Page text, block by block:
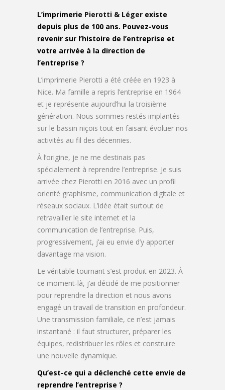
L’imprimerie Pierotti & Léger existe
depuis plus de 100 ans. Pouvez-vous
revenir sur l’histoire de l’entreprise et
votre arrivée à la direction de
l’entreprise ?
L’imprimerie Pierotti a été créée en 1923 à
Nice. Ma famille a repris l’entreprise en 1964
et je représente aujourd’hui la troisième
génération. Nous sommes restés implantés
sur le bassin niçois tout en faisant évoluer nos
activités au fil des décennies.
À l’origine, je ne me destinais pas
spécialement à reprendre l’entreprise. Je suis
arrivée chez Pierotti en 2016 avec un profil
orienté graphisme, communication digitale et
réseaux sociaux. L’idée était surtout de
retravailler le site internet et la
communication de l’entreprise. Puis,
progressivement, j’ai eu envie d’y apporter
davantage ma vision.
Le véritable tournant s’est produit en 2023. À
ce moment-là, j’ai décidé de me positionner
pour reprendre la direction et nous avons
engagé un travail de transition en profondeur.
Une transmission familiale, ce n’est jamais
instantané : il faut structurer, préparer les
équipes, redistribuer les rôles et construire
une nouvelle dynamique.
Qu’est-ce qui a déclenché cette envie de
reprendre l’entreprise ?